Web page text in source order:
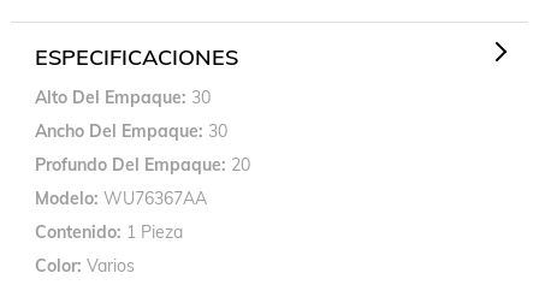
ESPECIFICACIONES
Alto Del Empaque 30
Ancho Del Empaque 30
Profundo Del Empaque 20
Modelo WU76367AA
Contenido 1 Pieza
Color Varios